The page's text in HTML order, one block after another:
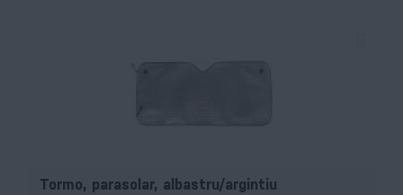
Tormo, parasolar, albastru/argintiu